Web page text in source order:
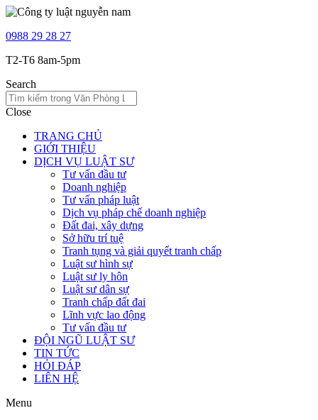
0988 29 28 27
T2-T6 8am-5pm
Search
Close
TRANG CHỦ
GIỚI THIỆU
DỊCH VỤ LUẬT SƯ
Tư vấn đầu tư
Doanh nghiệp
Tư vấn pháp luật
Dịch vụ pháp chế doanh nghiệp
Đất đai, xây dựng
Sở hữu trí tuệ
Tranh tụng và giải quyết tranh chấp
Luật sư hình sự
Luật sư ly hôn
Luật sư dân sự
Tranh chấp đất đai
Lĩnh vực lao động
Tư vấn đầu tư
ĐỘI NGŨ LUẬT SƯ
TIN TỨC
HỎI ĐÁP
LIÊN HỆ
Menu